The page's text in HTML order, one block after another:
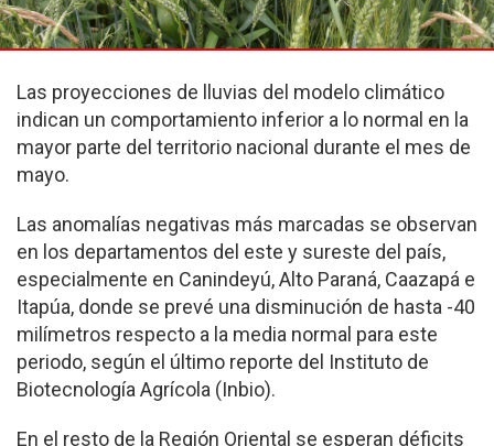
Las proyecciones de lluvias del modelo climático
indican un comportamiento inferior a lo normal en la
mayor parte del territorio nacional durante el mes de
mayo.
Las anomalías negativas más marcadas se observan
en los departamentos del este y sureste del país,
especialmente en Canindeyú, Alto Paraná, Caazapá e
Itapúa, donde se prevé una disminución de hasta -40
milímetros respecto a la media normal para este
periodo, según el último reporte del Instituto de
Biotecnología Agrícola (Inbio).
En el resto de la Región Oriental se esperan déficits